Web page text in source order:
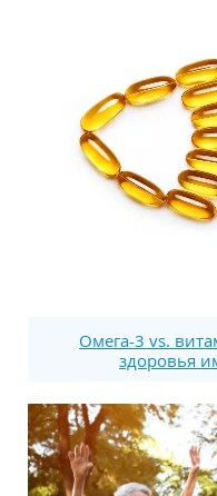
Омега-3 vs.
здоровья